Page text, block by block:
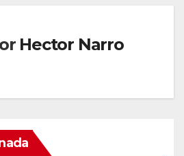
Hector Narro